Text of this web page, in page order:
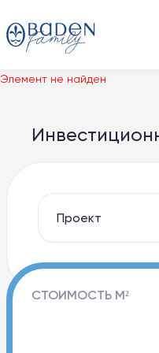
Способы
Элемент не найден
СТОИМОСТЬ М²